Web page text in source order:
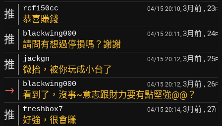
推 rcf150cc 04/15 20:10, 3月前 , 23F
恭喜賺錢
推 blackwing000 04/15 20:11, 3月前 , 24F
請問有想過停損嗎？謝謝
推 jackgn 04/15 20:12, 3月前 , 25F
微抬，被你玩成小台了
→ blackwing000 04/15 20:12, 3月前 , 26F
看到了，沒事~意志跟財力要有點堅強@@？
推 freshbox7 04/15 20:14, 3月前 , 27F
好強，很會賺